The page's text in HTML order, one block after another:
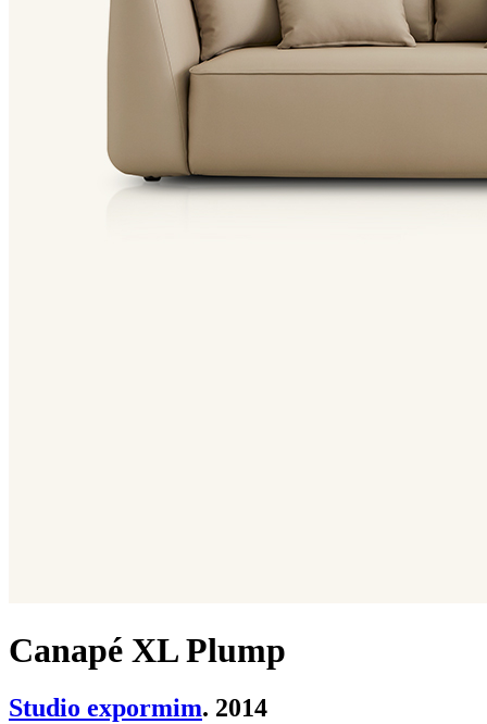
Canapé XL Plump
Studio expormim. 2014